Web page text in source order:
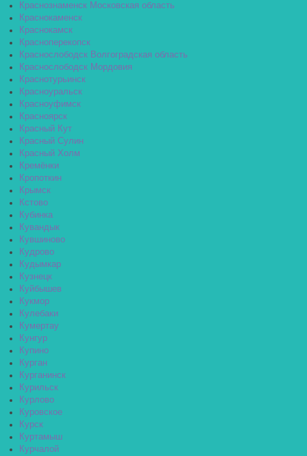
Краснознаменск Московская область
Краснокаменск
Краснокамск
Красноперекопск
Краснослободск Волгоградская область
Краснослободск Мордовия
Краснотурьинск
Красноуральск
Красноуфимск
Красноярск
Красный Кут
Красный Сулин
Красный Холм
Кремёнки
Кропоткин
Крымск
Кстово
Кубинка
Кувандык
Кувшиново
Кудрово
Кудымкар
Кузнецк
Куйбышев
Кукмор
Кулебаки
Кумертау
Кунгур
Купино
Курган
Курганинск
Курильск
Курлово
Куровское
Курск
Куртамыш
Курчалой